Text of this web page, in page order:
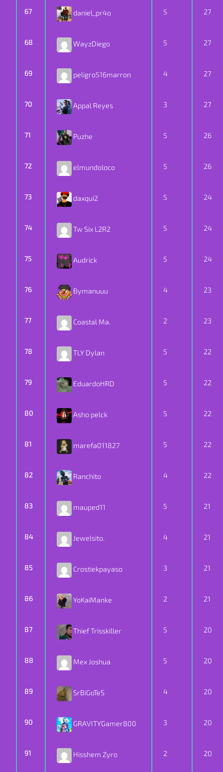
67 daniel_pr4o 5 27
68 WayzDiego 5 27
69 peligro516marron 4 27
70 Appal Reyes 3 27
71 Puzhe 5 26
72 elmundoloco 5 26
73 daxqui2 5 24
74 Tw Six L2R2 5 24
75 Audrick 5 24
76 Bymanuuu 4 23
77 Coastal Ma. 2 23
78 TLY Dylan 5 22
79 EduardoHRD 5 22
80 Asho pelck 5 22
81 marefa011827 5 22
82 Ranchito 4 22
83 mauped11 5 21
84 Jewelsito. 4 21
85 Crostiekpayaso 3 21
86 YoKaiManke 2 21
87 Thief Trisskiller 5 20
88 Mex Joshua 5 20
89 SrBiGoTeS 4 20
90 GRAVITYGamer800 3 20
91 Hisshem Zyro 2 20